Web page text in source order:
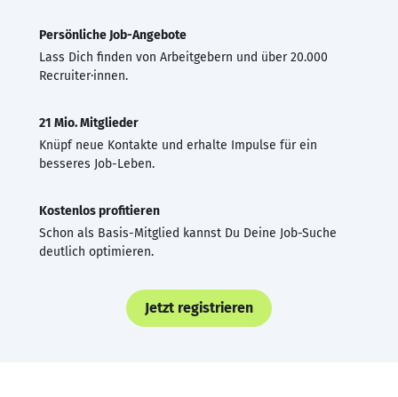
Persönliche Job-Angebote
Lass Dich finden von Arbeitgebern und über 20.000
Recruiter·innen.
21 Mio. Mitglieder
Knüpf neue Kontakte und erhalte Impulse für ein
besseres Job-Leben.
Kostenlos profitieren
Schon als Basis-Mitglied kannst Du Deine Job-Suche
deutlich optimieren.
Jetzt registrieren